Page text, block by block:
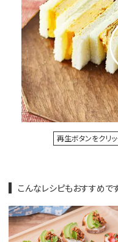
再生ボタンをクリ
こんなレシピもおすすめで